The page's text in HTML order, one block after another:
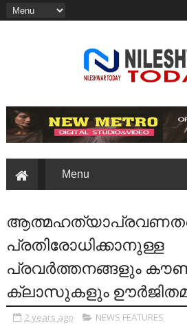
പ്രതിരോധിക്കാനുള്ള
പ്രവർത്തനങ്ങളും
ക്ലാസുകളും
2 years ago NEWS FEATURES